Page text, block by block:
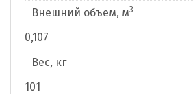
Внешний объем, м3
0,107
Вес, кг
101